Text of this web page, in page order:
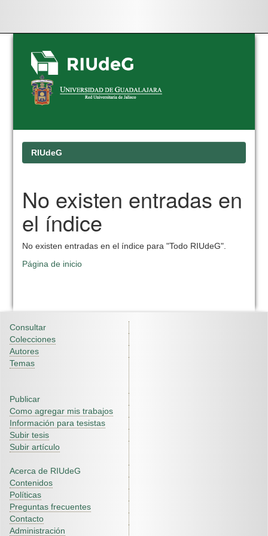
Skip
navigation
RIUdeG
No existen entradas en
el índice
No existen entradas en el índice para "Todo RIUdeG".
Página de inicio
Consultar
Colecciones
Autores
Temas
Publicar
Como agregar mis trabajos
Información para tesistas
Subir tesis
Subir artículo
Acerca de RIUdeG
Contenidos
Políticas
Preguntas frecuentes
Contacto
Administración